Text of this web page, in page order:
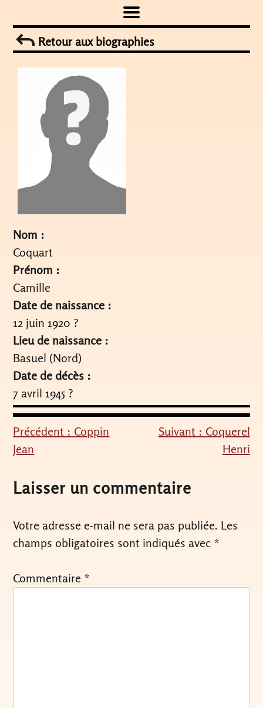
to
contentRetour aux biographies
Nom :
Coquart
Prénom :
Camille
Date de naissance :
12 juin 1920 ?
Lieu de naissance :
Basuel (Nord)
Date de décès :
7 avril 1945 ?
Navigation
de
l’article
Précédent : Coppin
Jean
Suivant : Coquerel
Henri
Laisser un commentaire
Votre adresse e-mail ne sera pas publiée. Les
champs obligatoires sont indiqués avec *
Commentaire *